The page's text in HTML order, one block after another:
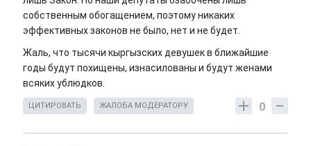
собственным обогащением, поэтому никаких
эффективных законов не было, нет и не будет.
Жаль, что тысячи кыргызских девушек в ближайшие
годы будут похищены, изнасилованы и будут женами
всяких ублюдков.
0
ЦИТИРОВАТЬ ЖАЛОБА МОДЕРАТОРУ